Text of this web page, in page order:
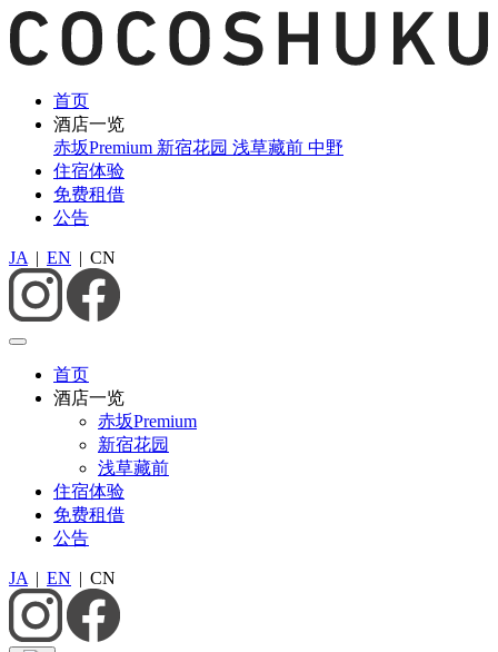
首页
酒店一览
赤坂Premium 新宿花园 浅草藏前 中野
住宿体验
免费租借
公告
JA | EN | CN
首页
酒店一览
赤坂Premium
新宿花园
浅草藏前
住宿体验
免费租借
公告
JA | EN | CN